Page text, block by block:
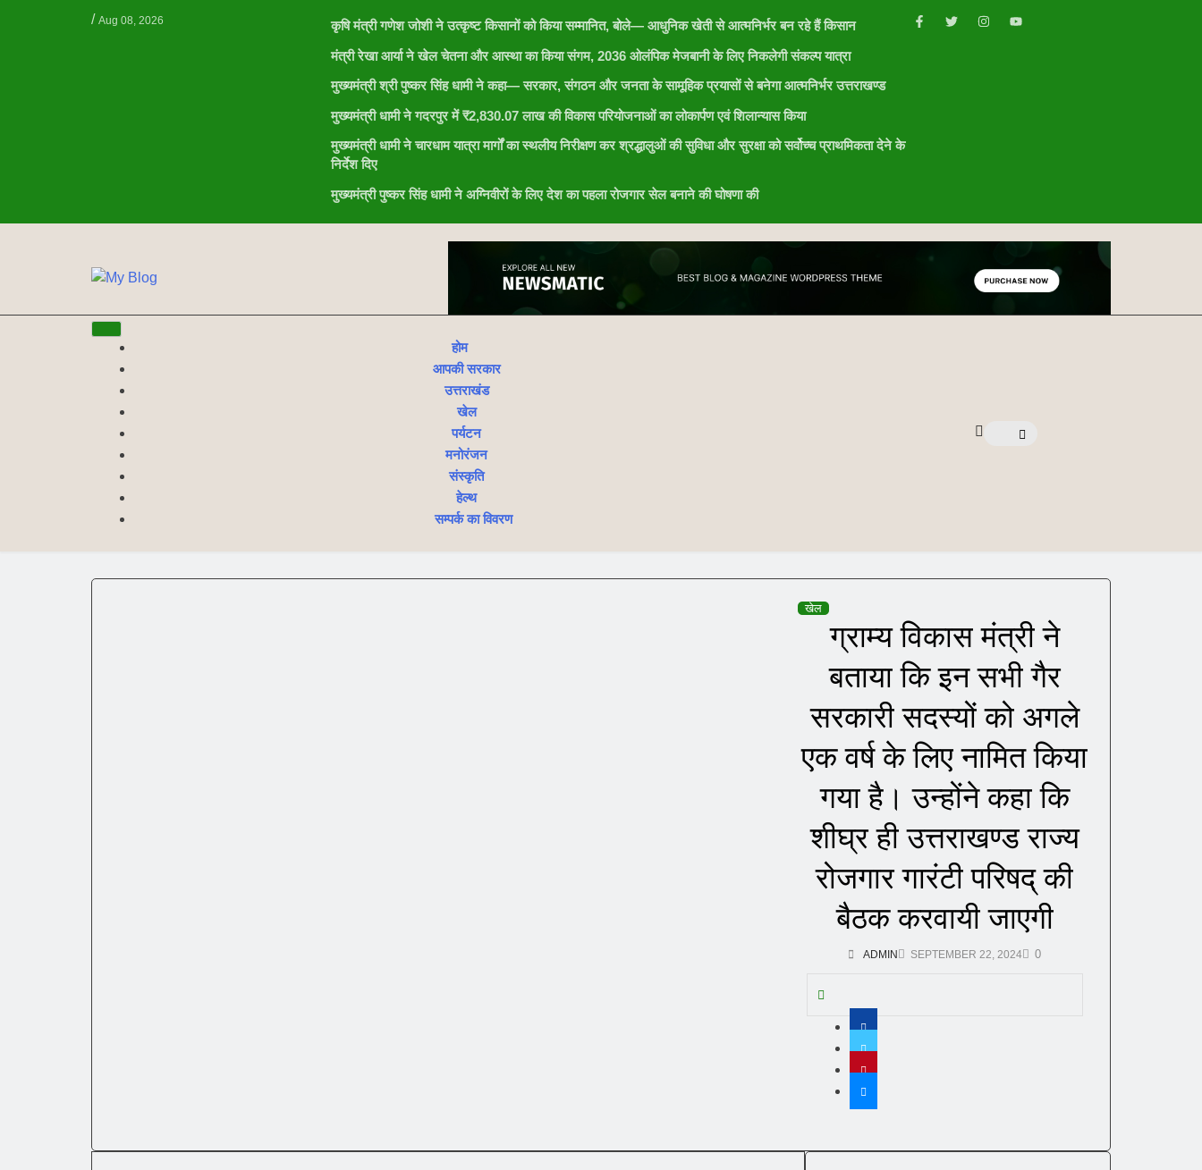
/ Aug 08, 2026
कृषि मंत्री गणेश जोशी ने उत्कृष्ट किसानों को किया सम्मानित, बोले— आधुनिक खेती से आत्मनिर्भर बन रहे हैं किसान
मंत्री रेखा आर्या ने खेल चेतना और आस्था का किया संगम, 2036 ओलंपिक मेजबानी के लिए निकलेगी संकल्प यात्रा
मुख्यमंत्री श्री पुष्कर सिंह धामी ने कहा— सरकार, संगठन और जनता के सामूहिक प्रयासों से बनेगा आत्मनिर्भर उत्तराखण्ड
मुख्यमंत्री धामी ने गदरपुर में ₹2,830.07 लाख की विकास परियोजनाओं का लोकार्पण एवं शिलान्यास किया
मुख्यमंत्री धामी ने चारधाम यात्रा मार्गों का स्थलीय निरीक्षण कर श्रद्धालुओं की सुविधा और सुरक्षा को सर्वोच्च प्राथमिकता देने के
निर्देश दिए
मुख्यमंत्री पुष्कर सिंह धामी ने अग्निवीरों के लिए देश का पहला रोजगार सेल बनाने की घोषणा की
NE
होम
आपकी सरकार
उत्तराखंड
खेल
पर्यटन
मनोरंजन
संस्कृति
हेल्थ
सम्पर्क का विवरण
खेल
ग्राम्य विकास मंत्री ने
बताया कि इन सभी गैर
सरकारी सदस्यों को अगले
एक वर्ष के लिए नामित किया
गया है। उन्होंने कहा कि
शीघ्र ही उत्तराखण्ड राज्य
रोजगार गारंटी परिषद् की
बैठक करवायी जाएगी
ADMIN SEPTEMBER 22, 2024 0